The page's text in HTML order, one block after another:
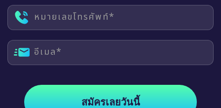
หมายเลขโทรศัพท์*
อีเมล*
สมัครเลยวันนี้